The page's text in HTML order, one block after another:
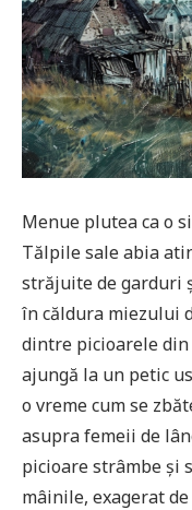
Menue plutea ca o
Tălpile sale abia
străjuite de garduri
în căldura miezului
dintre picioarele din
ajungă la un petic
o vreme cum se
asupra femeii de
picioare strâmbe și
mâinile, exagerat